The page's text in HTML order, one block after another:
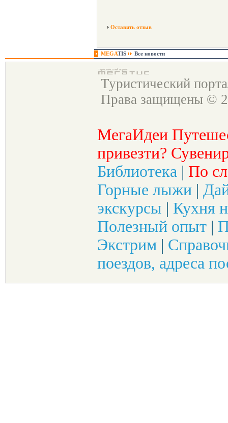
Оставить отзыв
MEGATIS Все новости
Туристический
Права защищены ©
МегаИдеи
привезти?
Библиотека | По
Горные лыжи |
экскурсы | Кухня
Полезный опыт |
Экстрим |
поездов, адреса